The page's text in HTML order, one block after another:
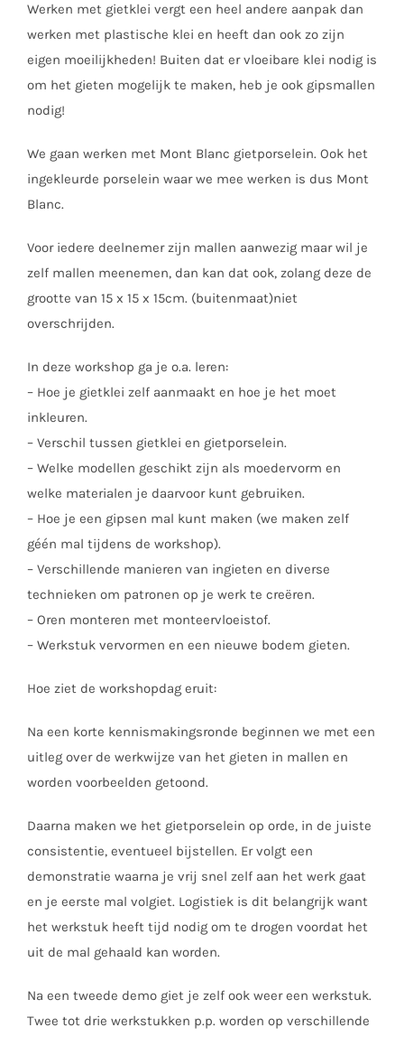
Werken met gietklei vergt een heel andere aanpak dan
werken met plastische klei en heeft dan ook zo zijn
eigen moeilijkheden! Buiten dat er vloeibare klei nodig is
om het gieten mogelijk te maken, heb je ook gipsmallen
nodig!
We gaan werken met Mont Blanc gietporselein. Ook het
ingekleurde porselein waar we mee werken is dus Mont
Blanc.
Voor iedere deelnemer zijn mallen aanwezig maar wil je
zelf mallen meenemen, dan kan dat ook, zolang deze de
grootte van 15 x 15 x 15cm. (buitenmaat)niet
overschrijden.
In deze workshop ga je o.a. leren:
– Hoe je gietklei zelf aanmaakt en hoe je het moet
inkleuren.
– Verschil tussen gietklei en gietporselein.
– Welke modellen geschikt zijn als moedervorm en
welke materialen je daarvoor kunt gebruiken.
– Hoe je een gipsen mal kunt maken (we maken zelf
géén mal tijdens de workshop).
– Verschillende manieren van ingieten en diverse
technieken om patronen op je werk te creëren.
– Oren monteren met monteervloeistof.
– Werkstuk vervormen en een nieuwe bodem gieten.
Hoe ziet de workshopdag eruit:
Na een korte kennismakingsronde beginnen we met een
uitleg over de werkwijze van het gieten in mallen en
worden voorbeelden getoond.
Daarna maken we het gietporselein op orde, in de juiste
consistentie, eventueel bijstellen. Er volgt een
demonstratie waarna je vrij snel zelf aan het werk gaat
en je eerste mal volgiet. Logistiek is dit belangrijk want
het werkstuk heeft tijd nodig om te drogen voordat het
uit de mal gehaald kan worden.
Na een tweede demo giet je zelf ook weer een werkstuk.
Twee tot drie werkstukken p.p. worden op verschillende